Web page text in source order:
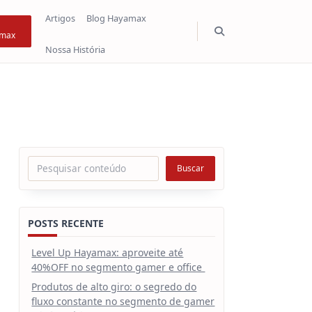
Artigos Blog Hayamax
Nossa História
Pesquisar Buscar
POSTS RECENTE
Level Up Hayamax: aproveite até
40%OFF no segmento gamer e office
Produtos de alto giro: o segredo do
fluxo constante no segmento de gamer